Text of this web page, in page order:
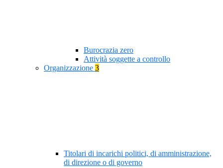
Burocrazia zero
Attività soggette a controllo
Organizzazione 3
Titolari di incarichi politici, di amministrazione,
di direzione o di governo